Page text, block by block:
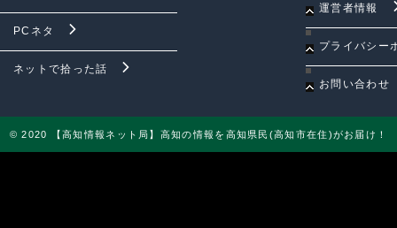
PCネタ
ネットで拾った話
運営者情報
プライバシー
お問い合わせ
© 2020 【高知情報ネット局】高知の情報を高知県民(高知市在住)がお届け！